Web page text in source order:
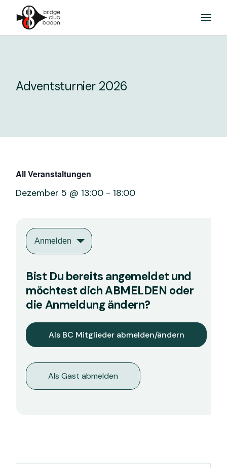
content
Adventsturnier 2026
All Veranstaltungen
Dezember 5 @ 13:00 - 18:00
Anmelden
Bist Du bereits angemeldet und
möchtest dich ABMELDEN oder
die Anmeldung ändern?
Als Gast abmelden